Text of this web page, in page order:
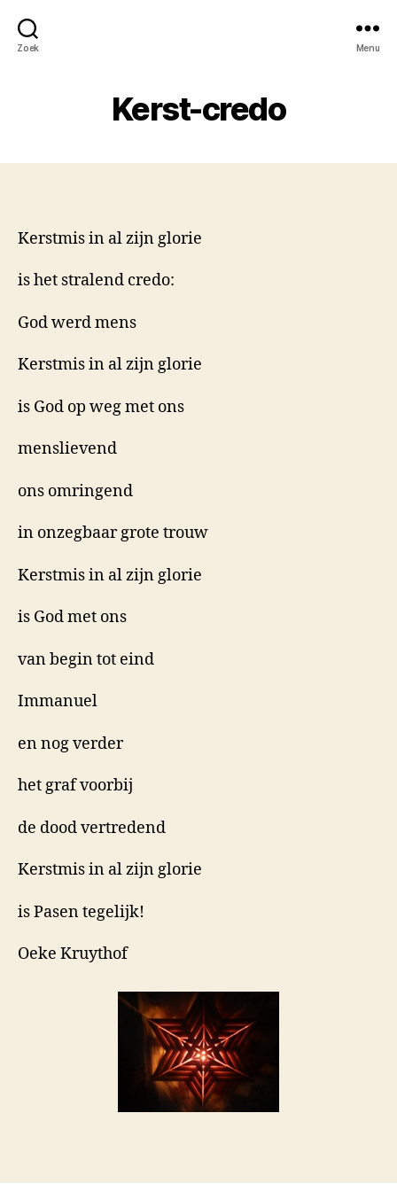
Zoek Menu
Kerst-credo
Kerstmis in al zijn glorie
is het stralend credo:
God werd mens
Kerstmis in al zijn glorie
is God op weg met ons
menslievend
ons omringend
in onzegbaar grote trouw
Kerstmis in al zijn glorie
is God met ons
van begin tot eind
Immanuel
en nog verder
het graf voorbij
de dood vertredend
Kerstmis in al zijn glorie
is Pasen tegelijk!
Oeke Kruythof